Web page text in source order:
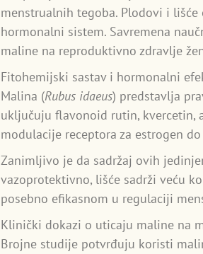
menstrualnih tegoba. Plodovi i
hormonalni sistem. Savremena
maline na reproduktivno zdravlje
Fitohemijski sastav i hormonalni
Malina (Rubus idaeus) predstavlja
uključuju flavonoid rutin, kvercetin,
modulacije receptora za estrogen
Zanimljivo je da sadržaj ovih
vazoprotektivno, lišće sadrži veću
posebno efikasnom u regulaciji
Klinički dokazi o uticaju maline na
Brojne studije potvrđuju koristi